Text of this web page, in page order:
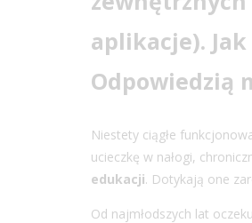
aplikacje).
Odpowiedzią
Niestety ciągłe
ucieczkę w nałogi,
edukacji. Dotykają one
Od najmłodszych lat